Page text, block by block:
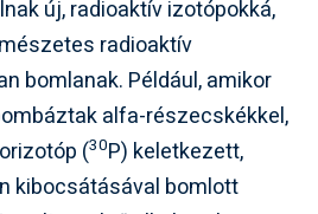
új, radioaktív izotópokká,
radioaktív
bomlanak. Például, amikor
alfa-részecskékkel,
(30P) keletkezett,
kibocsátásával bomlott